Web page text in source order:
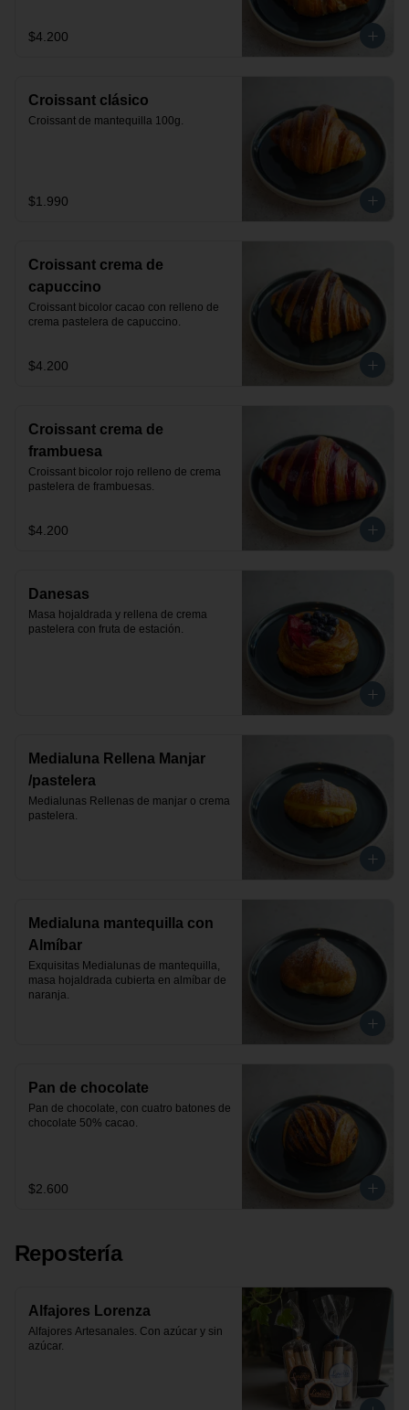
$4.200
Croissant clásico
Croissant de mantequilla 100g.
$1.990
Croissant crema de
capuccino
Croissant bicolor cacao con relleno de
crema pastelera de capuccino.
$4.200
Croissant crema de
frambuesa
Croissant bicolor rojo relleno de crema
pastelera de frambuesas.
$4.200
Danesas
Masa hojaldrada y rellena de crema
pastelera con fruta de estación.
Medialuna Rellena Manjar
/pastelera
Medialunas Rellenas de manjar o crema
pastelera.
Medialuna mantequilla con
Almíbar
Exquisitas Medialunas de mantequilla,
masa hojaldrada cubierta en almíbar de
naranja.
Pan de chocolate
Pan de chocolate, con cuatro batones de
chocolate 50% cacao.
$2.600
Repostería
Alfajores Lorenza
Alfajores Artesanales. Con azúcar y sin
azúcar.